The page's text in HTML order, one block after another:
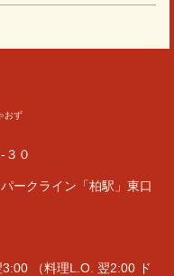
おず
３０
ークライン「柏駅」東口
（料理L.O. 翌2:00 ド